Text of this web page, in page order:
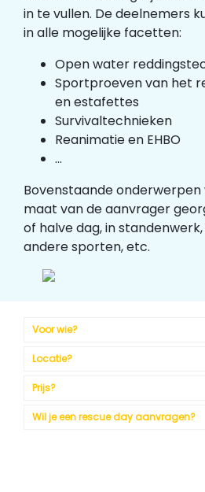
in te vullen. De deelnemers
in alle mogelijke facetten:
Open water
Sportproeven van het
en estafettes
Survivaltechnieken
Reanimatie en EHBO
...
Bovenstaande
maat van de aanvrager
of halve dag, in
andere sporten, etc.
Voor wie?
Locatie?
Prijs?
Wil je een rescue day aanvragen?